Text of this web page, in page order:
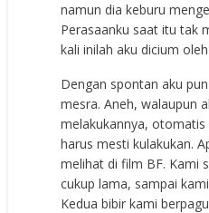
namun dia keburu
Perasaanku saat itu tak
kali inilah aku dicium
Dengan spontan aku
mesra. Aneh, walaupun
melakukannya,
harus mesti kulakukan.
melihat di film BF. Kami
cukup lama, sampai
Kedua bibir kami